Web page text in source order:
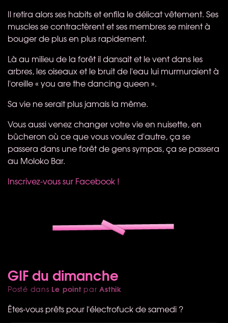
Il retira alors ses habits et enfila le délicat vêtement. Ses
muscles se contractèrent et ses membres se mirent à
bouger de plus en plus rapidement.
Là au milieu de la forêt il dansait et le vent dans les
arbres, les oiseaux et le bruit de l'eau lui murmuraient à
l'oreille « you are the dancing queen ».
Sa vie ne serait plus jamais la même.
Vous aussi venez changer votre vie en nuisette, en
bûcheron où ce que vous voulez d'autre, ça se
passera dans une forêt de gens sympas, ça se passera
au Moloko Bar.
Inscrivez-vous sur Facebook !
GIF du dimanche
Posté dans Le point parAsthik
Êtes-vous prêts pour l'électrofuck de samedi ?